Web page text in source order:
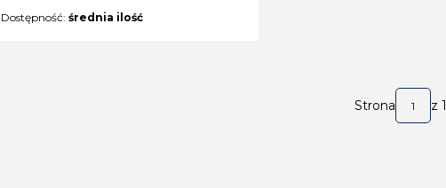
Dostępność: średnia ilość
Strona z 1